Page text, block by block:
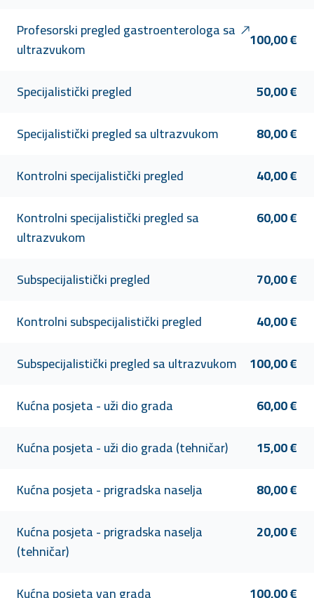
Profesorski pregled gastroenterologa sa
ultrazvukom
100,00 €
Specijalistički pregled
50,00 €
Specijalistički pregled sa ultrazvukom
80,00 €
Kontrolni specijalistički pregled
40,00 €
Kontrolni specijalistički pregled sa
ultrazvukom
60,00 €
Subspecijalistički pregled
70,00 €
Kontrolni subspecijalistički pregled
40,00 €
Subspecijalistički pregled sa ultrazvukom
100,00 €
Kućna posjeta - uži dio grada
60,00 €
Kućna posjeta - uži dio grada (tehničar)
15,00 €
Kućna posjeta - prigradska naselja
80,00 €
Kućna posjeta - prigradska naselja
(tehničar)
20,00 €